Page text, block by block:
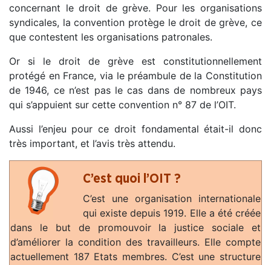
concernant le droit de grève. Pour les organisations
syndicales, la convention protège le droit de grève, ce
que contestent les organisations patronales.
Or si le droit de grève est constitutionnellement
protégé en France, via le préambule de la Constitution
de 1946, ce n’est pas le cas dans de nombreux pays
qui s’appuient sur cette convention n° 87 de l’OIT.
Aussi l’enjeu pour ce droit fondamental était-il donc
très important, et l’avis très attendu.
C’est quoi l’OIT ?
C’est une organisation internationale
qui existe depuis 1919. Elle a été créée
dans le but de promouvoir la justice sociale et
d’améliorer la condition des travailleurs. Elle compte
actuellement 187 Etats membres. C’est une structure